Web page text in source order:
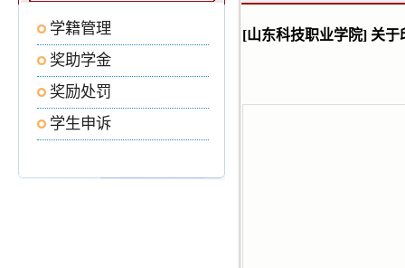
学籍管理
奖助学金
奖励处罚
学生申诉
[山东科技职业学院] 关